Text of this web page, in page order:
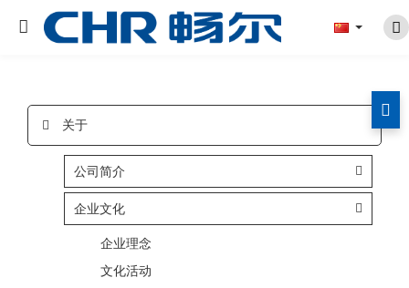
关于
公司简介
企业文化
企业理念
文化活动